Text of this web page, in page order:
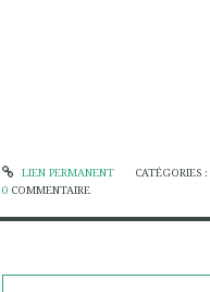
LIEN PERMANENT CATÉGORIES :
0 COMMENTAIRE